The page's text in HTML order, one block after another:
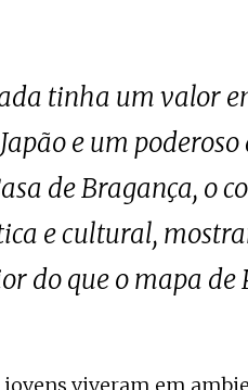
tinha um valor
e um
de Bragança, o
e cultural,
do que o mapa